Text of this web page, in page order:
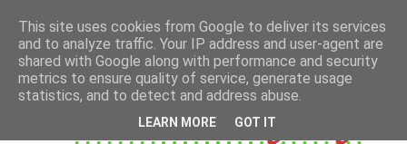
This site uses cookies from Google to deliver its services
and to analyze traffic. Your IP address and user-agent are
shared with Google along with performance and security
metrics to ensure quality of service, generate usage
statistics, and to detect and address abuse.
LEARN MORE GOT IT